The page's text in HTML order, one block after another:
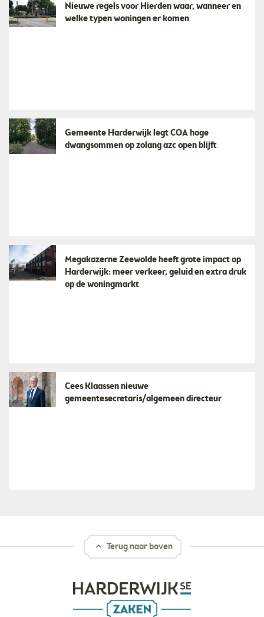
Nieuwe regels voor Hierden waar, wanneer en
welke typen woningen er komen
Gemeente Harderwijk legt COA hoge
dwangsommen op zolang azc open blijft
Megakazerne Zeewolde heeft grote impact op
Harderwijk: meer verkeer, geluid en extra druk
op de woningmarkt
Cees Klaassen nieuwe
gemeentesecretaris/algemeen directeur
Terug naar boven